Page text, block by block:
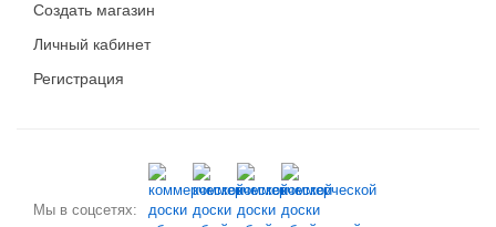
Создать магазин
Личный кабинет
Регистрация
Мы в соцсетях: